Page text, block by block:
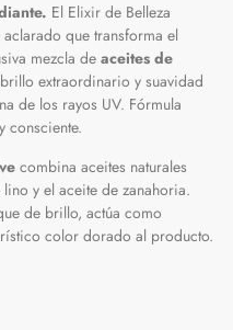
El Elixir de Belleza
que transforma el
mezcla de aceites de
extraordinario y suavidad
de los rayos UV. Fórmula
consciente.
combina aceites naturales
y el aceite de zanahoria.
de brillo, actúa como
color dorado al producto.